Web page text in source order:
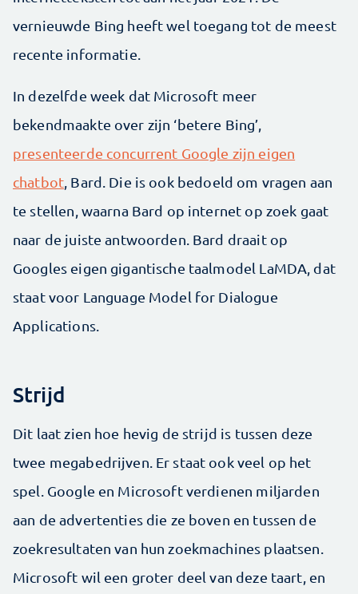
vernieuwde Bing heeft wel toegang tot de meest
recente informatie.
In dezelfde week dat Microsoft meer
bekendmaakte over zijn ‘betere Bing’,
presenteerde concurrent Google zijn eigen
chatbot , Bard. Die is ook bedoeld om vragen aan
te stellen, waarna Bard op internet op zoek gaat
naar de juiste antwoorden. Bard draait op
Googles eigen gigantische taalmodel LaMDA, dat
staat voor Language Model for Dialogue
Applications.
Strijd
Dit laat zien hoe hevig de strijd is tussen deze
twee megabedrijven. Er staat ook veel op het
spel. Google en Microsoft verdienen miljarden
aan de advertenties die ze boven en tussen de
zoekresultaten van hun zoekmachines plaatsen.
Microsoft wil een groter deel van deze taart, en